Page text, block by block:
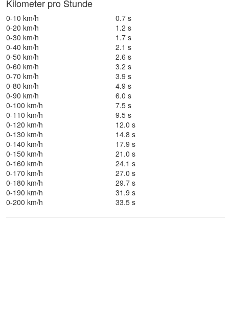
Kilometer pro Stunde
0-10 km/h
0.7 s
0-20 km/h
1.2 s
0-30 km/h
1.7 s
0-40 km/h
2.1 s
0-50 km/h
2.6 s
0-60 km/h
3.2 s
0-70 km/h
3.9 s
0-80 km/h
4.9 s
0-90 km/h
6.0 s
0-100 km/h
7.5 s
0-110 km/h
9.5 s
0-120 km/h
12.0 s
0-130 km/h
14.8 s
0-140 km/h
17.9 s
0-150 km/h
21.0 s
0-160 km/h
24.1 s
0-170 km/h
27.0 s
0-180 km/h
29.7 s
0-190 km/h
31.9 s
0-200 km/h
33.5 s